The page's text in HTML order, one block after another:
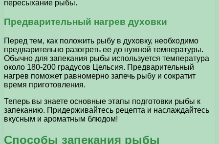
пересыхание рыбы.
Предварительный нагрев духовки
Перед тем, как положить рыбу в духовку, необходимо
предварительно разогреть ее до нужной температуры.
Обычно для запекания рыбы используется температура
около 180-200 градусов Цельсия. Предварительный
нагрев поможет равномерно запечь рыбу и сократит
время приготовления.
Теперь вы знаете основные этапы подготовки рыбы к
запеканию. Придерживайтесь рецепта и наслаждайтесь
вкусным и ароматным блюдом!
Способы запекания рыбы